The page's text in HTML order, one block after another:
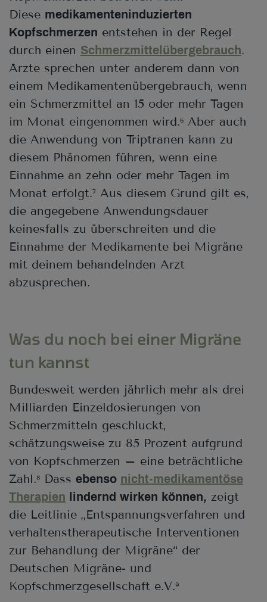
Diese medikamenteninduzierten
Kopfschmerzen entstehen in der Regel
durch einen Schmerzmittelübergebrauch.
Ärzte sprechen unter anderem dann von
einem Medikamentenübergebrauch, wenn
ein Schmerzmittel an 15 oder mehr Tagen
im Monat eingenommen wird.6 Aber auch
die Anwendung von Triptranen kann zu
diesem Phänomen führen, wenn eine
Einnahme an zehn oder mehr Tagen im
Monat erfolgt.7 Aus diesem Grund gilt es,
die angegebene Anwendungsdauer
keinesfalls zu überschreiten und die
Einnahme der Medikamente bei Migräne
mit deinem behandelnden Arzt
abzusprechen.
Was du noch bei einer Migräne
tun kannst
Bundesweit werden jährlich mehr als drei
Milliarden Einzeldosierungen von
Schmerzmitteln geschluckt,
schätzungsweise zu 85 Prozent aufgrund
von Kopfschmerzen – eine beträchtliche
Zahl.8 Dass ebenso nicht-medikamentöse
Therapien lindernd wirken können, zeigt
die Leitlinie „Entspannungsverfahren und
verhaltenstherapeutische Interventionen
zur Behandlung der Migräne“ der
Deutschen Migräne- und
Kopfschmerzgesellschaft e.V.9